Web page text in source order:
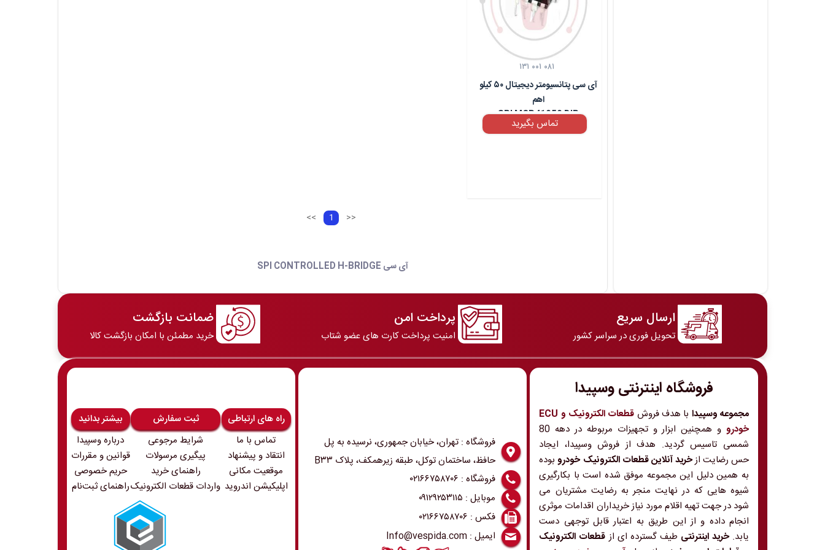
۱۳۱ ۰۰۱ ۰۸۱
آی سی پتانسیومتر دیجیتال ۵۰ کیلو
اهم
SPI MCP41050 DIP
تماس بگیرید
<< 1 >>
آی سی SPI CONTROLLED H-BRIDGE
ارسال سریع
تحویل فوری در سراسر کشور
پرداخت امن
امنیت پرداخت کارت های عضو شتاب
ضمانت بازگشت
خرید مطمئن با امکان بازگشت کالا
فروشگاه اینترنتی وسپیدا
مجموعه وسپیدا با هدف فروش
قطعات الکترونیک و ECU
خودرو
و همچنین ابزار و تجهیزات مربوطه در دهه 80
شمسی تاسیس گردید. هدف از فروش وسپیدا، ایجاد
حس رضایت ازخرید آنلاین قطعات الکترونیک خودروبوده
به همین دلیل این مجموعه موفق شده است با بکارگیری
شیوه هایی که در نهایت منجر به رضایت مشتریان می
شود در جهت تهیه اقلام مورد نیاز خریداران اقدامات موثری
انجام داده و از این طریق به اعتبار قابل توجهی دست
یابد.خرید اینترنتی طیف گسترده ای از قطعات الکترونیک
فروشگاه : تهران، خیابان جمهوری، نرسیده به پل
حافظ، ساختمان توکل، طبقه زیرهمکف، پلاک B۳۳
فروشگاه : ۰۲۱۶۶۷۵۸۷۰۶
موبایل : ۰۹۱۲۹۲۵۳۱۱۵
فکس : ۰۲۱۶۶۷۵۸۷۰۶
ایمیل : Info@vespida.com
راه های ارتباطی
تماس با ما
انتقاد و پیشنهاد
موقعیت مکانی
اپلیکیشن اندروید
ثبت سفارش
شرایط مرجوعی
پیگیری مرسولات
راهنمای خرید
واردات قطعات الکترونیک
بیشتر بدانید
درباره وسپیدا
قوانین و مقررات
حریم خصوصی
راهنمای ثبت‌نام